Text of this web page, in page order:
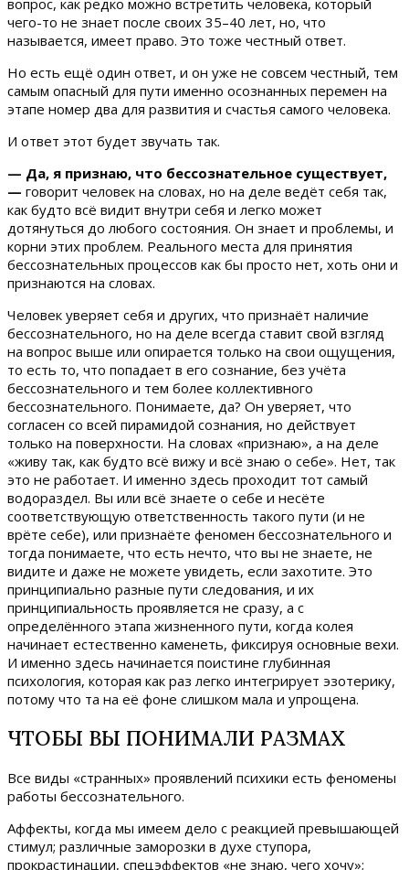
чего-то не знает после своих 35–40 лет, но, что
называется, имеет право. Это тоже честный ответ.
Но есть ещё один ответ, и он уже не совсем честный, тем
самым опасный для пути именно осознанных перемен на
этапе номер два для развития и счастья самого человека.
И ответ этот будет звучать так.
— Да, я признаю, что бессознательное существует,
— говорит человек на словах, но на деле ведёт себя так,
как будто всё видит внутри себя и легко может
дотянуться до любого состояния. Он знает и проблемы, и
корни этих проблем. Реального места для принятия
бессознательных процессов как бы просто нет, хоть они и
признаются на словах.
Человек уверяет себя и других, что признаёт наличие
бессознательного, но на деле всегда ставит свой взгляд
на вопрос выше или опирается только на свои ощущения,
то есть то, что попадает в его сознание, без учёта
бессознательного и тем более коллективного
бессознательного. Понимаете, да? Он уверяет, что
согласен со всей пирамидой сознания, но действует
только на поверхности. На словах «признаю», а на деле
«живу так, как будто всё вижу и всё знаю о себе». Нет, так
это не работает. И именно здесь проходит тот самый
водораздел. Вы или всё знаете о себе и несёте
соответствующую ответственность такого пути (и не
врёте себе), или признаёте феномен бессознательного и
тогда понимаете, что есть нечто, что вы не знаете, не
видите и даже не можете увидеть, если захотите. Это
принципиально разные пути следования, и их
принципиальность проявляется не сразу, а с
определённого этапа жизненного пути, когда колея
начинает естественно каменеть, фиксируя основные вехи.
И именно здесь начинается поистине глубинная
психология, которая как раз легко интегрирует эзотерику,
потому что та на её фоне слишком мала и упрощена.
ЧТОБЫ ВЫ ПОНИМАЛИ РАЗМАХ
Все виды «странных» проявлений психики есть феномены
работы бессознательного.
Аффекты, когда мы имеем дело с реакцией превышающей
стимул; различные заморозки в духе ступора,
прокрастинации, спецэффектов «не знаю, чего хочу»;